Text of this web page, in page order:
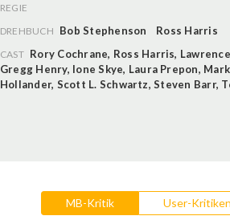
REGIE
DREHBUCH Bob Stephenson Ross Harris
CAST Rory Cochrane, Ross Harris,
Gregg Henry, Ione Skye, Laura Prepon,
Hollander, Scott L. Schwartz,Steven Barr,
MB-Kritik User-Kritiken